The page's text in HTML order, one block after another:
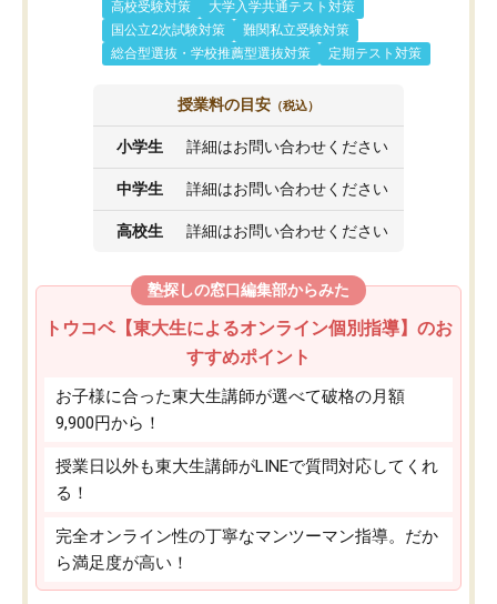
高校受験対策
大学入学共通テスト対策
国公立2次試験対策
難関私立受験対策
総合型選抜・学校推薦型選抜対策
定期テスト対策
授業料の目安 （税込）
小学生 詳細はお問い合わせください
中学生 詳細はお問い合わせください
高校生 詳細はお問い合わせください
塾探しの窓口編集部からみた
トウコベ【東大生によるオンライン個別指導】のお
すすめポイント
お子様に合った東大生講師が選べて破格の月額
9,900円から！
授業日以外も東大生講師がLINEで質問対応してくれ
る！
完全オンライン性の丁寧なマンツーマン指導。だか
ら満足度が高い！